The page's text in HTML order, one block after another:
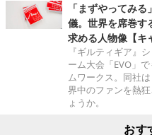
「まずやってみ
儀。世界を席巻す
求める人物像【キ
『ギルティギア』
ーム大会「EVO」
ムワークス。同社
界中のファンを熱
ょうか。
おす